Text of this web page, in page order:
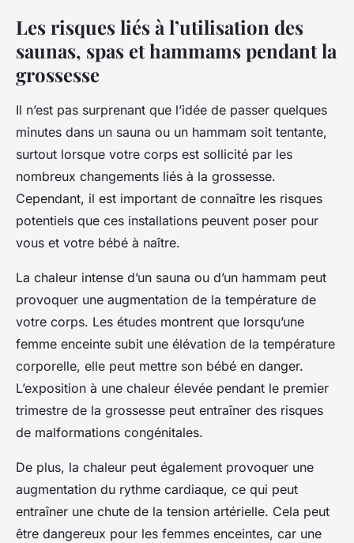
Les risques liés à l’utilisation des
saunas, spas et hammams pendant la
grossesse
Il n’est pas surprenant que l’idée de passer quelques
minutes dans un sauna ou un hammam soit tentante,
surtout lorsque votre corps est sollicité par les
nombreux changements liés à la grossesse.
Cependant, il est important de connaître les risques
potentiels que ces installations peuvent poser pour
vous et votre bébé à naître.
La chaleur intense d’un sauna ou d’un hammam peut
provoquer une augmentation de la température de
votre corps. Les études montrent que lorsqu’une
femme enceinte subit une élévation de la température
corporelle, elle peut mettre son bébé en danger.
L’exposition à une chaleur élevée pendant le premier
trimestre de la grossesse peut entraîner des risques
de malformations congénitales.
De plus, la chaleur peut également provoquer une
augmentation du rythme cardiaque, ce qui peut
entraîner une chute de la tension artérielle. Cela peut
être dangereux pour les femmes enceintes, car une